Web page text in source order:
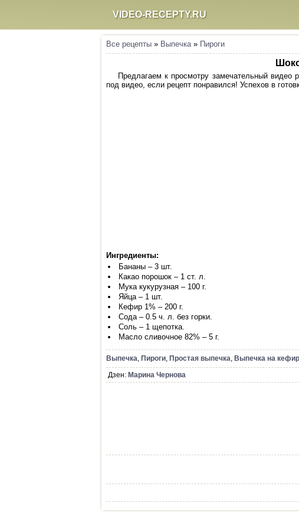
VIDEO-RECEPTY.RU
Все рецепты » Выпечка» Пироги
Предлагаем к просмотру замечательный видео
под видео, если рецепт понравился! Успехов в
Ингредиенты:
Бананы – 3 шт.
Какао порошок – 1 ст. л.
Мука кукурузная – 100 г.
Яйца – 1 шт.
Кефир 1% – 200 г.
Сода – 0.5 ч. л. без горки.
Соль – 1 щепотка.
Масло сливочное 82% – 5 г.
Выпечка, Пироги, Простая выпечка, Выпечка на
Дзен: Марина Чернова